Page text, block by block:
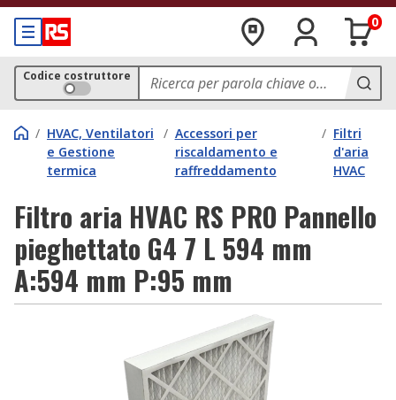
0
Codice costruttore
/ HVAC, Ventilatori
e Gestione
termica
/ Accessori per
riscaldamento e
raffreddamento
/ Filtri
d'aria
HVAC
Filtro aria HVAC RS PRO Pannello
pieghettato G4 7 L 594 mm
A:594 mm P:95 mm